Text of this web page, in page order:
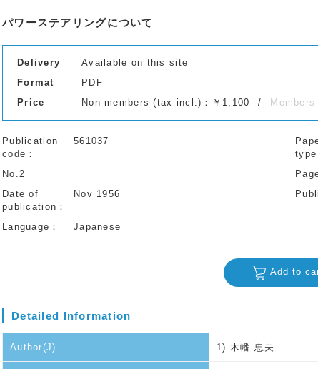
パワーステアリングについて
Delivery
Available on this site
Format
PDF
Price
Non-members (tax incl.)：￥1,100
Publication
code
561037
type
No.2
Date of
publication
Nov 1956
Language Japanese
Add to
Detailed Information
Author(J) 1) 木幡 忠夫